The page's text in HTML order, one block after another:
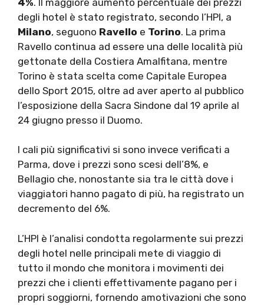
degli hotel è stato registrato, secondo l’HPI, a
Milano, seguono Ravello e Torino. La prima
Ravello continua ad essere una delle località più
gettonate della Costiera Amalfitana, mentre
Torino è stata scelta come Capitale Europea
dello Sport 2015, oltre ad aver aperto al pubblico
l’esposizione della Sacra Sindone dal 19 aprile al
24 giugno presso il Duomo.
I cali più significativi si sono invece verificati a
Parma, dove i prezzi sono scesi dell’8%, e
Bellagio che, nonostante sia tra le città dove i
viaggiatori hanno pagato di più, ha registrato un
decremento del 6%.
L’HPI è l’analisi condotta regolarmente sui prezzi
degli hotel nelle principali mete di viaggio di
tutto il mondo che monitora i movimenti dei
prezzi che i clienti effettivamente pagano per i
propri soggiorni, fornendo amotivazioni che sono